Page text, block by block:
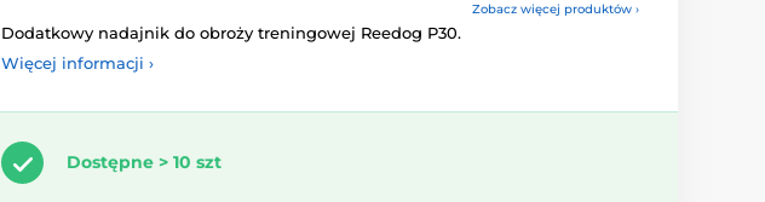
Zobacz więcej produktów ›
Dodatkowy nadajnik do obroży treningowej Reedog P30.
Więcej informacji ›
Dostępne > 10 szt